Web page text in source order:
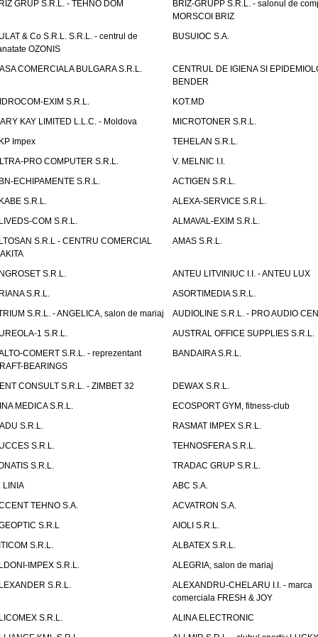
GRUP S.R.L. - TEHNO DOM
BRIZ-GRUPP S.R.L. - salonul de
MORSCOI BRIZ
& Co S.R.L. S.R.L. - centrul de
OZONIS
BUSUIOC S.A.
COMERCIALA BULGARA S.R.L.
CENTRUL DE IGIENA SI
BENDER
EXIM S.R.L.
KOT.MD
KAY LIMITED L.L.C. - Moldova
MICROTONER S.R.L.
Impex
TEHELAN S.R.L.
PRO COMPUTER S.R.L.
V. MELNIC I.I.
ECHIPAMENTE S.R.L.
ACTIGEN S.R.L.
S.R.L.
ALEXA-SERVICE S.R.L.
COM S.R.L.
ALMAVAL-EXIM S.R.L.
S.R.L - CENTRU COMERCIAL
AMAS S.R.L.
S.R.L.
ANTEU LITVINIUC I.I. - ANTEU LUX
S.R.L.
ASORTIMEDIA S.R.L.
S.R.L. - ANGELICA, salon de mariaj
AUDIOLINE S.R.L. - PRO AUDIO
1 S.R.L.
AUSTRAL OFFICE SUPPLIES S.R.L.
COMERT S.R.L. - reprezentant
BEARINGS
BANDAIRA S.R.L.
CONSULT S.R.L. - ZIMBET 32
DEWAX S.R.L.
MEDICA S.R.L.
ECOSPORT GYM, fitness-club
S.R.L.
RASMAT IMPEX S.R.L.
S.R.L.
TEHNOSFERA S.R.L.
S.R.L.
TRADAC GRUP S.R.L.
LINIA
ABC S.A.
TEHNO S.A.
ACVATRON S.A.
S.R.L
AIOLI S.R.L.
S.R.L.
ALBATEX S.R.L.
IMPEX S.R.L.
ALEGRIA, salon de mariaj
S.R.L.
ALEXANDRU-CHELARU I.I. - marca
comerciala FRESH & JOY
S.R.L.
ALINA ELECTRONIC